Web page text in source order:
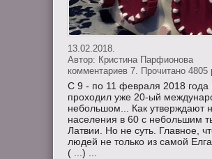
13.02.2018.
Автор: Кристина Парфионова
комментариев 7. Прочитано 4805
С 9 - по 11 февраля 2018 года
проходил уже 20-ый
небольшом... Как утверждают
населения в 60 с небольшим
Латвии. Но не суть. Главное,
людей не только из самой
( ...) ...